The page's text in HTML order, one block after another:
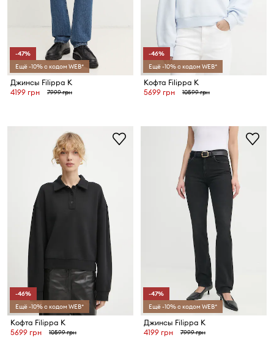
-47%
Ещё -10% с кодом WEB*
Джинсы Filippa K
4199 грн
7999 грн
-46%
Ещё -10% с кодом WEB*
Кофта Filippa K
5699 грн
10599 грн
-46%
Ещё -10% с кодом WEB*
Кофта Filippa K
5699 грн
10599 грн
-47%
Ещё -10% с кодом WEB*
Джинсы Filippa K
4199 грн
7999 грн